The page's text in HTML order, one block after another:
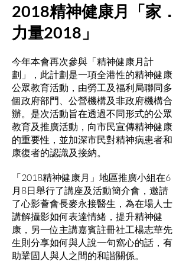
2018精神健康月「家．
力量2018」
今年本會再次參與「精神健康月計
劃」，此計劃是一項全港性的精神健康
公眾教育活動，由勞工及福利局聯同多
個政府部門、公營機構及非政府機構合
辦。是次活動旨在透過不同形式的公眾
教育及推廣活動，向市民宣傳精神健康
的重要性，並加深市民對精神病患者和
康復者的認識及接納。
「2018精神健康月」地區推廣小組在6
月8日舉行了講座及活動簡介會，邀請
了心影薈會長麥永接醫生，為在場人士
講解攝影如何表達情緒，提升精神健
康，另一位主講嘉賓註冊社工楊志華先
生則分享如何與人說一句窩心的話，有
助鞏固人與人之間的和諧關係。